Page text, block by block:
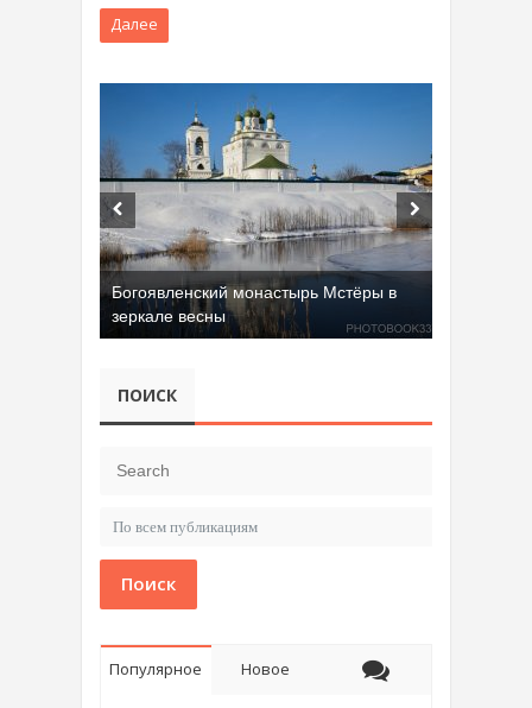
Далее
Богоявленский монастырь Мстёры в
зеркале весны
ПОИСК
Поиск
Популярное Новое